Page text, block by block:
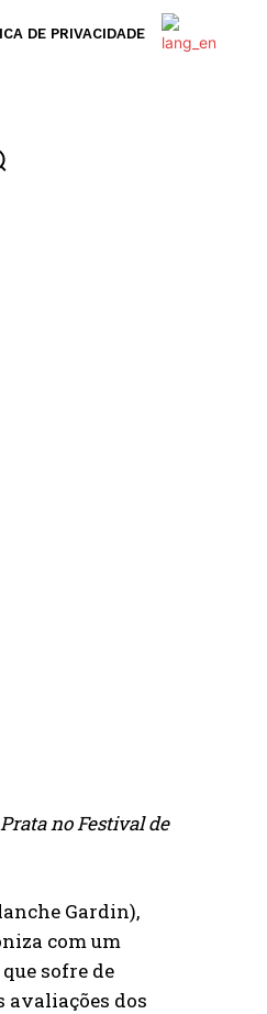
DE PRIVACIDADE
no Festival de
Gardin),
com um
sofre de
avaliações dos